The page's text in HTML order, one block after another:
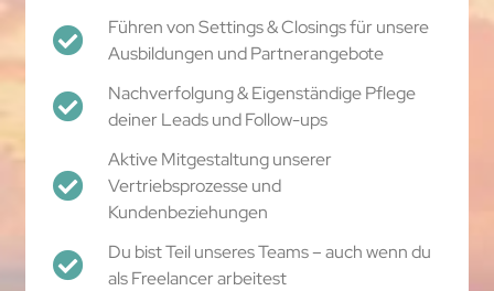
Führen von Settings & Closings für unsere
Ausbildungen und Partnerangebote
Nachverfolgung & Eigenständige Pflege
deiner Leads und Follow-ups
Aktive Mitgestaltung unserer
Vertriebsprozesse und
Kundenbeziehungen
Du bist Teil unseres Teams – auch wenn du
als Freelancer arbeitest